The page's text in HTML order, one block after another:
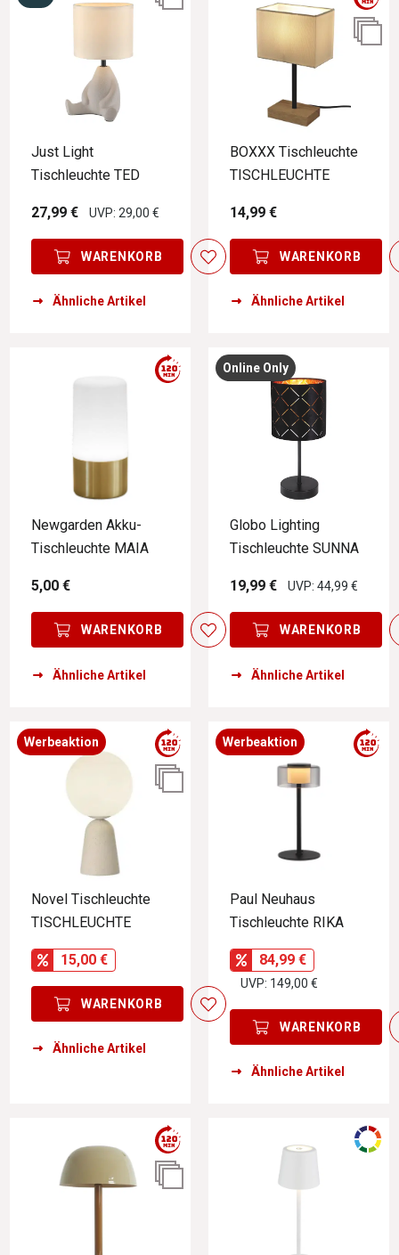
Just Light
Tischleuchte TED
27,99 € UVP: 29,00 €
WARENKORB
Ähnliche Artikel
BOXXX Tischleuchte
TISCHLEUCHTE
14,99 €
WARENKORB
Ähnliche Artikel
Newgarden Akku-
Tischleuchte MAIA
5,00 €
WARENKORB
Ähnliche Artikel
Online Only
Globo Lighting
Tischleuchte SUNNA
19,99 € UVP: 44,99 €
WARENKORB
Ähnliche Artikel
Werbeaktion
Novel Tischleuchte
TISCHLEUCHTE
15,00 €
WARENKORB
Ähnliche Artikel
Werbeaktion
Paul Neuhaus
Tischleuchte RIKA
84,99 €
UVP: 149,00 €
WARENKORB
Ähnliche Artikel